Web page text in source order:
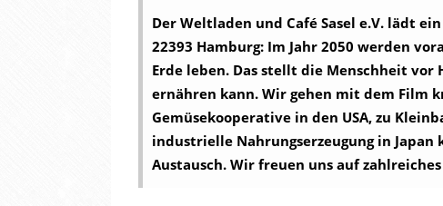
Der Weltladen und Café Sasel e.V. lädt
22393 Hamburg: Im Jahr 2050 werden
Erde leben. Das stellt die Menschheit vor
ernähren kann. Wir gehen mit dem Film
Gemüsekooperative in den USA, zu
industrielle Nahrungserzeugung in Japan
Austausch. Wir freuen uns auf